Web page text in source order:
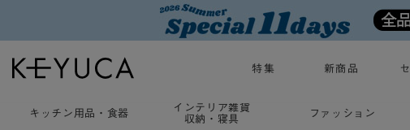
特集 新商品
キッチン用品 ・ 食器
インテリア雑貨
収納・寝具
ファッション